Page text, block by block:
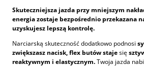
Skuteczniejsza jazda przy mniejszym
energiazostaje bezpośrednio przekazana
uzyskujesz lepszą kontrolę.
Narciarską skuteczność dodatkowo podnosi
zwiększasz nacisk, flex butów stajesię
reaktywnym i elastycznym.Twoja jazda